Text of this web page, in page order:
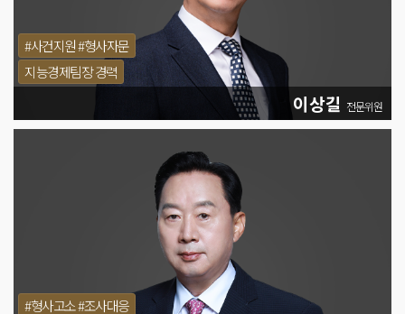
#사건지원 #형사자문
지능경제팀장 경력
이상길 전문위원
#형사고소 #조사대응